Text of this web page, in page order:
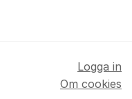
Logga in
Om cookies